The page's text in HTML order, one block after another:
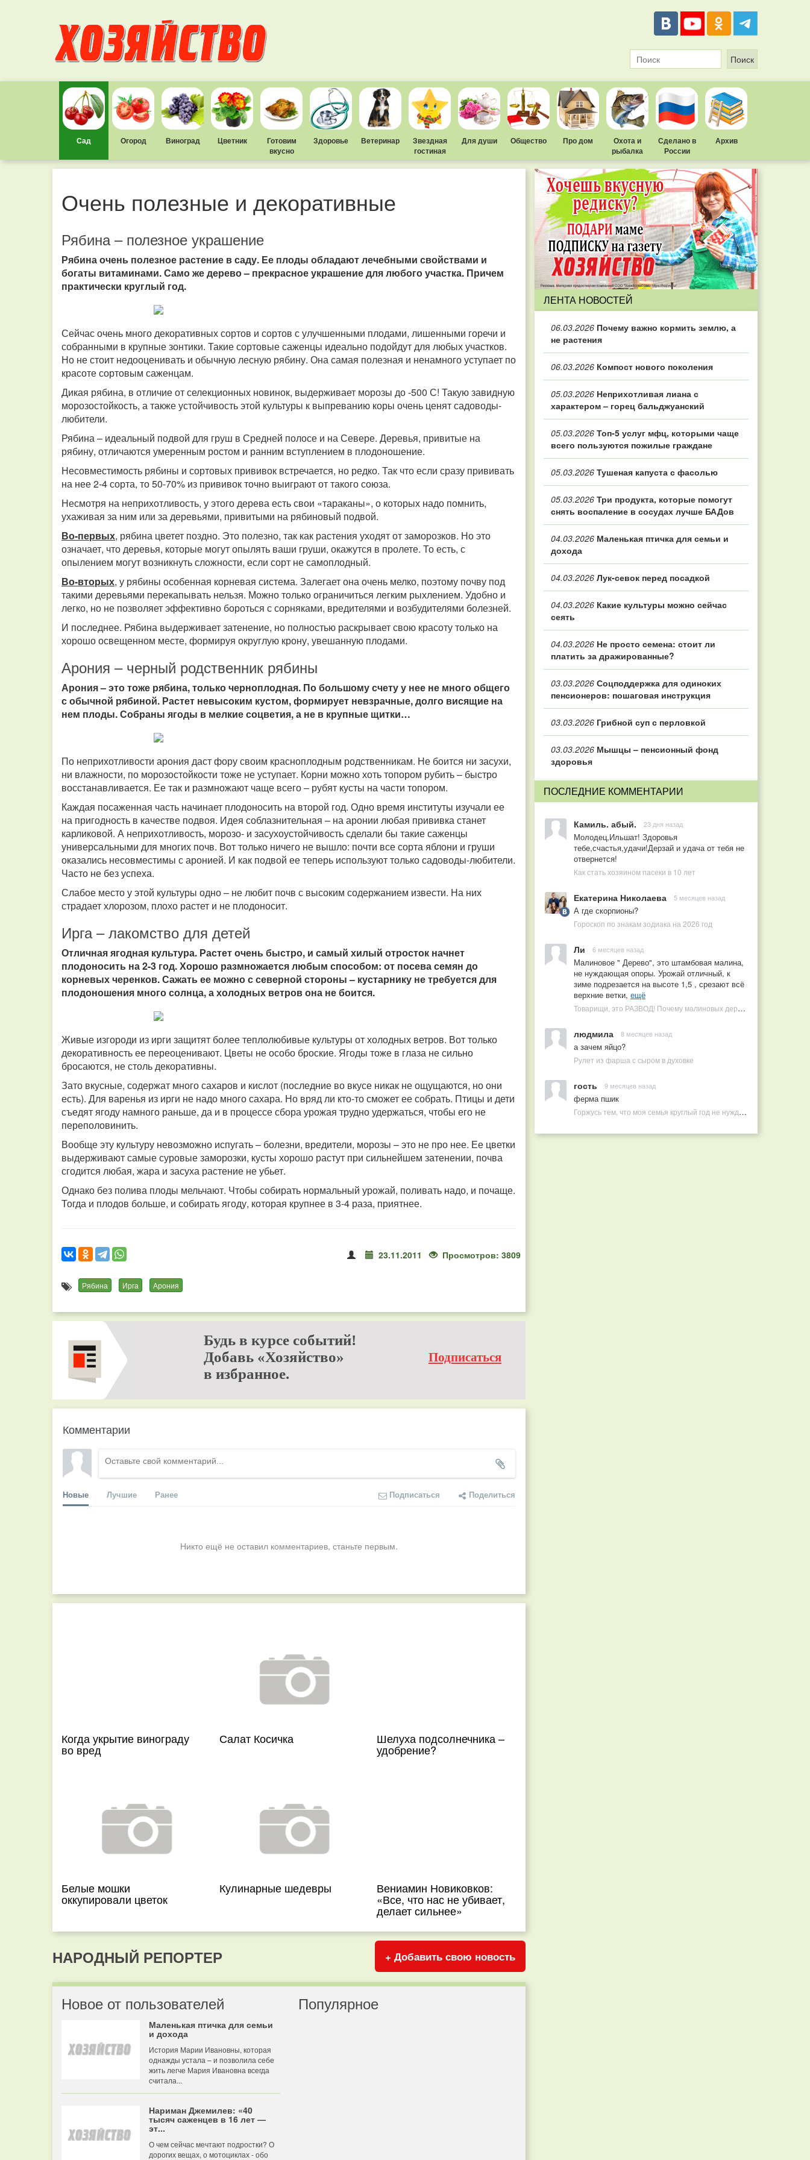
Сад Огород Виноград Цветник
Готовим
вкусно
Здоровье Ветеринар
Звездная
гостиная
Для души Общество Про дом
Охота и
рыбалка
Сделано в
России
Архив
Очень полезные и декоративные
Рябина – полезное украшение
Рябина очень полезное растение в саду. Ее плоды обладают лечебными свойствами и
богаты витаминами. Само же дерево – прекрасное украшение для любого участка. Причем
практически круглый год.
Сейчас очень много декоративных сортов и сортов с улучшенными плодами, лишенными горечи и
собранными в крупные зонтики. Такие сортовые саженцы идеально подойдут для любых участков.
Но не стоит недооценивать и обычную лесную рябину. Она самая полезная и ненамного уступает по
красоте сортовым саженцам.
Дикая рябина, в отличие от селекционных новинок, выдерживает морозы до -500 С! Такую завидную
морозостойкость, а также устойчивость этой культуры к выпреванию коры очень ценят садоводы-
любители.
Рябина – идеальный подвой для груш в Средней полосе и на Севере. Деревья, привитые на
рябину, отличаются умеренным ростом и ранним вступлением в плодоношение.
Несовместимость рябины и сортовых прививок встречается, но редко. Так что если сразу прививать
на нее 2-4 сорта, то 50-70% из прививок точно выиграют от такого союза.
Несмотря на неприхотливость, у этого дерева есть свои «тараканы», о которых надо помнить,
ухаживая за ним или за деревьями, привитыми на рябиновый подвой.
Во-первых, рябина цветет поздно. Это полезно, так как растения уходят от заморозков. Но это
означает, что деревья, которые могут опылять ваши груши, окажутся в пролете. То есть, с
опылением могут возникнуть сложности, если сорт не самоплодный.
Во-вторых, у рябины особенная корневая система. Залегает она очень мелко, поэтому почву под
такими деревьями перекапывать нельзя. Можно только ограничиться легким рыхлением. Удобно и
легко, но не позволяет эффективно бороться с сорняками, вредителями и возбудителями болезней.
И последнее. Рябина выдерживает затенение, но полностью раскрывает свою красоту только на
хорошо освещенном месте, формируя округлую крону, увешанную плодами.
Арония – черный родственник рябины
Арония – это тоже рябина, только черноплодная. По большому счету у нее не много общего
с обычной рябиной. Растет невысоким кустом, формирует невзрачные, долго висящие на
нем плоды. Собраны ягоды в мелкие соцветия, а не в крупные щитки…
По неприхотливости арония даст фору своим красноплодным родственникам. Не боится ни засухи,
ни влажности, по морозостойкости тоже не уступает. Корни можно хоть топором рубить – быстро
восстанавливается. Ее так и размножают чаще всего – рубят кусты на части топором.
Каждая посаженная часть начинает плодоносить на второй год. Одно время институты изучали ее
на пригодность в качестве подвоя. Идея соблазнительная – на аронии любая прививка станет
карликовой. А неприхотливость, морозо- и засухоустойчивость сделали бы такие саженцы
универсальными для многих почв. Вот только ничего не вышло: почти все сорта яблони и груши
оказались несовместимы с аронией. И как подвой ее теперь используют только садоводы-любители.
Часто не без успеха.
Слабое место у этой культуры одно – не любит почв с высоким содержанием извести. На них
страдает хлорозом, плохо растет и не плодоносит.
Ирга – лакомство для детей
Отличная ягодная культура. Растет очень быстро, и самый хилый отросток начнет
плодоносить на 2-3 год. Хорошо размножается любым способом: от посева семян до
корневых черенков. Сажать ее можно с северной стороны – кустарнику не требуется для
плодоношения много солнца, а холодных ветров она не боится.
Живые изгороди из ирги защитят более теплолюбивые культуры от холодных ветров. Вот только
декоративность ее переоценивают. Цветы не особо броские. Ягоды тоже в глаза не сильно
бросаются, не столь декоративны.
Зато вкусные, содержат много сахаров и кислот (последние во вкусе никак не ощущаются, но они
есть). Для варенья из ирги не надо много сахара. Но вряд ли кто-то сможет ее собрать. Птицы и дети
съедят ягоду намного раньше, да и в процессе сбора урожая трудно удержаться, чтобы его не
переполовинить.
Вообще эту культуру невозможно испугать – болезни, вредители, морозы – это не про нее. Ее цветки
выдерживают самые суровые заморозки, кусты хорошо растут при сильнейшем затенении, почва
сгодится любая, жара и засуха растение не убьет.
Однако без полива плоды мельчают. Чтобы собирать нормальный урожай, поливать надо, и почаще.
Тогда и плодов больше, и собирать ягоду, которая крупнее в 3-4 раза, приятнее.
23.11.2011 Просмотров: 3809
Рябина Ирга Арония
Будь в курсе событий!
Добавь «Хозяйство»
в избранное.
Подписаться
Комментарии
Новые Лучшие Ранее Подписаться Поделиться
Никто ещё не оставил комментариев, станьте первым.
Когда укрытие винограду
во вред
Салат Косичка Шелуха подсолнечника –
удобрение?
Белые мошки
оккупировали цветок
Кулинарные шедевры Вениамин Новиковков:
«Все, что нас не убивает,
делает сильнее»
НАРОДНЫЙ РЕПОРТЕР + Добавить свою новость
Новое от пользователей
Маленькая птичка для семьи
и дохода
История Марии Ивановны, которая
однажды устала – и позволила себе
жить легче Мария Ивановна всегда
считала...
Нариман Джемилев: «40
тысяч саженцев в 16 лет —
эт...
О чем сейчас мечтают подростки? О
дорогих вещах, о мотоциклах - обо
Популярное
ЛЕНТА НОВОСТЕЙ
06.03.2026 Почему важно кормить землю, а
не растения
06.03.2026 Компост нового поколения
05.03.2026 Неприхотливая лиана с
характером – горец бальджуанский
05.03.2026 Топ‑5 услуг мфц, которыми чаще
всего пользуются пожилые граждане
05.03.2026 Тушеная капуста с фасолью
05.03.2026 Три продукта, которые помогут
снять воспаление в сосудах лучше БАДов
04.03.2026 Маленькая птичка для семьи и
дохода
04.03.2026 Лук-севок перед посадкой
04.03.2026 Какие культуры можно сейчас
сеять
04.03.2026 Не просто семена: стоит ли
платить за дражированные?
03.03.2026 Соцподдержка для одиноких
пенсионеров: пошаговая инструкция
03.03.2026 Грибной суп с перловкой
03.03.2026 Мышцы – пенсионный фонд
здоровья
ПОСЛЕДНИЕ КОММЕНТАРИИ
Камиль. абый. 23 дня назад
Молодец,Ильшат! Здоровья
тебе,счастья,удачи!Дерзай и удача от тебя не
отвернется!
Как стать хозяином пасеки в 10 лет
Екатерина Николаева 5 месяцев назад
А где скорпионы?
Гороскоп по знакам зодиака на 2026 год
Ли 6 месяцев назад
Малиновое " Дерево", это штамбовая малина,
не нуждающая опоры. Урожай отличный, к
зиме подрезается на высоте 1,5 , срезают всё
верхние ветки, ещё
Товарищи, это РАЗВОД! Почему малиновых деревьев не бывает, или Как ушлые продавцы наживаются на мечтах садоводов
людмила 8 месяцев назад
а зачем яйцо?
Рулет из фарша с сыром в духовке
гость 9 месяцев назад
ферма пшик
Горжусь тем, что моя семья круглый год не нуждается в покупных витаминах